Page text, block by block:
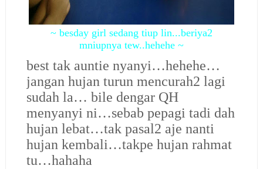
~ besday girl sedang tiup lin...beriya2
mniupnya tew..hehehe ~
best tak auntie nyanyi…hehehe…
jangan hujan turun mencurah2 lagi
sudah la… bile dengar QH
menyanyi ni…sebab pepagi tadi dah
hujan lebat…tak pasal2 aje nanti
hujan kembali…takpe hujan rahmat
tu…hahaha